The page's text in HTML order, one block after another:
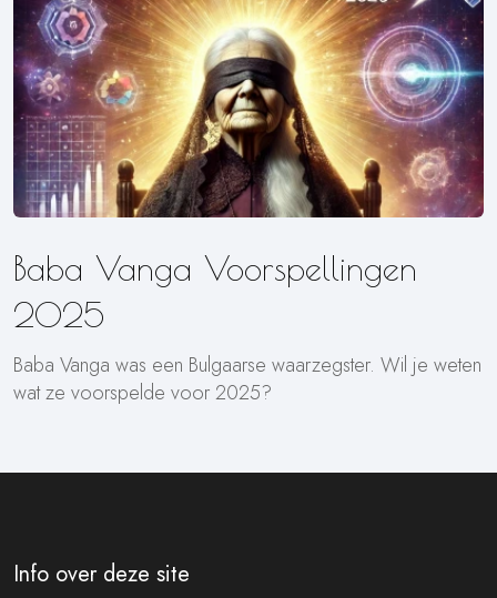
Baba Vanga Voorspellingen
2025
Baba Vanga was een Bulgaarse waarzegster. Wil je weten
wat ze voorspelde voor 2025?
Info over deze site